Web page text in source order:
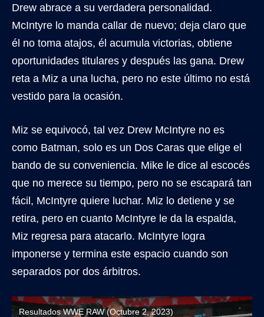
Drew abrace a su verdadera personalidad.
McIntyre lo manda callar de nuevo; deja claro que
él no toma atajos, él acumula victorias, obtiene
oportunidades titulares y después las gana. Drew
reta a Miz a una lucha, pero no este último no está
vestido para la ocasión.
Miz se equivocó, tal vez Drew McIntyre no es
como Batman, solo es un Dos Caras que elige el
bando de su conveniencia. Mike le dice al escocés
que no merece su tiempo, pero no se escapará tan
fácil, McIntyre quiere luchar. Miz lo detiene y se
retira, pero en cuanto McIntyre le da la espalda,
Miz regresa para atacarlo. McIntyre logra
imponerse y termina este espacio cuando son
separados por dos árbitros.
Resultados WWE RAW (Octubre 2, 2023)